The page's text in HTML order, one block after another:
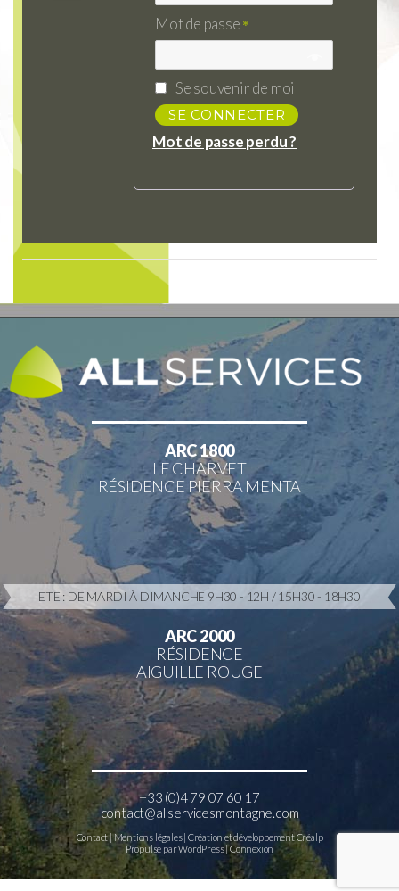
Mot de passe *
Se souvenir de moi
SE CONNECTER
Mot de passe perdu ?
ARC 1800
LE CHARVET
RÉSIDENCE PIERRA MENTA
ETE : DE MARDI À DIMANCHE 9H30 - 12H / 15H30 - 18H30
ARC 2000
RÉSIDENCE
AIGUILLE ROUGE
+33 (0)4 79 07 60 17
contact@allservicesmontagne.com
Contact |Mentions légales| Création et développementCréalp
Propulsé par WordPress |Connexion